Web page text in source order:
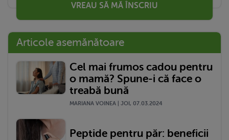
VREAU SĂ MĂ ÎNSCRIU
Articole asemănătoare
Cel mai frumos cadou pentru
o mamă? Spune-i că face o
treabă bună
MARIANA VOINEA | JOI, 07.03.2024
Peptide pentru păr: beneficii